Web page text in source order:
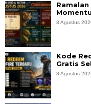
8 Agustus
Kode
Gratis
8 Agustus